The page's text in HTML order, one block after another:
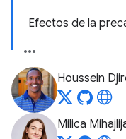
Efectos de la
Houssein
Milica